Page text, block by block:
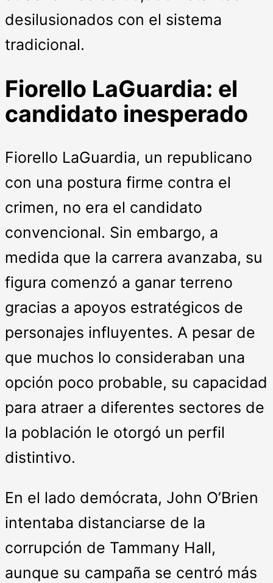
desilusionados con el sistema
tradicional.
Fiorello LaGuardia: el
candidato inesperado
Fiorello LaGuardia, un republicano
con una postura firme contra el
crimen, no era el candidato
convencional. Sin embargo, a
medida que la carrera avanzaba, su
figura comenzó a ganar terreno
gracias a apoyos estratégicos de
personajes influyentes. A pesar de
que muchos lo consideraban una
opción poco probable, su capacidad
para atraer a diferentes sectores de
la población le otorgó un perfil
distintivo.
En el lado demócrata, John O’Brien
intentaba distanciarse de la
corrupción de Tammany Hall,
aunque su campaña se centró más